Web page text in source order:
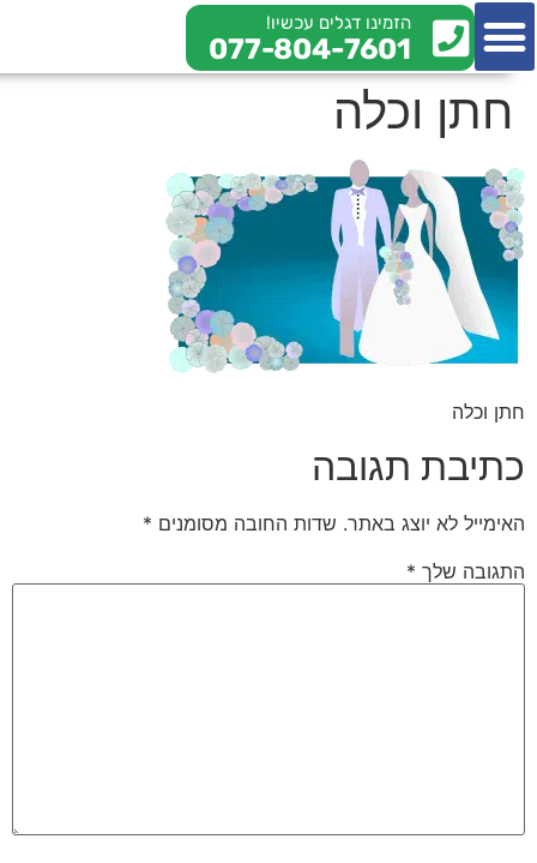
הזמינו דגלים עכשיו!
077-804-7601
חתן וכלה
חתן וכלה
כתיבת תגובה
האימייל לא יוצג באתר. שדות החובה מסומנים *
התגובה שלך *